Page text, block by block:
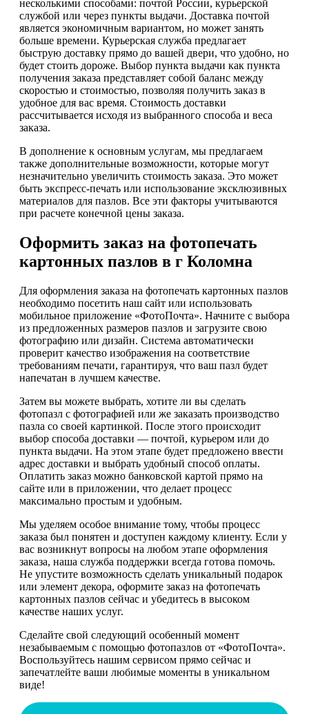
несколькими способами: почтой России, курьерской
службой или через пункты выдачи. Доставка почтой
является экономичным вариантом, но может занять
больше времени. Курьерская служба предлагает
быструю доставку прямо до вашей двери, что удобно, но
будет стоить дороже. Выбор пункта выдачи как пункта
получения заказа представляет собой баланс между
скоростью и стоимостью, позволяя получить заказ в
удобное для вас время. Стоимость доставки
рассчитывается исходя из выбранного способа и веса
заказа.
В дополнение к основным услугам, мы предлагаем
также дополнительные возможности, которые могут
незначительно увеличить стоимость заказа. Это может
быть экспресс-печать или использование эксклюзивных
материалов для пазлов. Все эти факторы учитываются
при расчете конечной цены заказа.
Оформить заказ на фотопечать
картонных пазлов в г Коломна
Для оформления заказа на фотопечать картонных пазлов
необходимо посетить наш сайт или использовать
мобильное приложение «ФотоПочта». Начните с выбора
из предложенных размеров пазлов и загрузите свою
фотографию или дизайн. Система автоматически
проверит качество изображения на соответствие
требованиям печати, гарантируя, что ваш пазл будет
напечатан в лучшем качестве.
Затем вы можете выбрать, хотите ли вы сделать
фотопазл с фотографией или же заказать производство
пазла со своей картинкой. После этого происходит
выбор способа доставки — почтой, курьером или до
пункта выдачи. На этом этапе будет предложено ввести
адрес доставки и выбрать удобный способ оплаты.
Оплатить заказ можно банковской картой прямо на
сайте или в приложении, что делает процесс
максимально простым и удобным.
Мы уделяем особое внимание тому, чтобы процесс
заказа был понятен и доступен каждому клиенту. Если у
вас возникнут вопросы на любом этапе оформления
заказа, наша служба поддержки всегда готова помочь.
Не упустите возможность сделать уникальный подарок
или элемент декора, оформите заказ на фотопечать
картонных пазлов сейчас и убедитесь в высоком
качестве наших услуг.
Сделайте свой следующий особенный момент
незабываемым с помощью фотопазлов от «ФотоПочта».
Воспользуйтесь нашим сервисом прямо сейчас и
запечатлейте ваши любимые моменты в уникальном
виде!